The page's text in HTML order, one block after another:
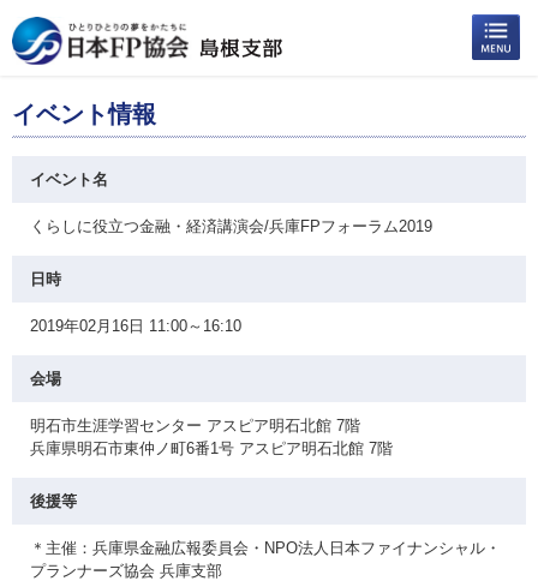
イベント情報
イベント名
くらしに役立つ金融・経済講演会/兵庫FPフォーラム2019
日時
2019年02月16日 11:00～16:10
会場
明石市生涯学習センター アスピア明石北館 7階
兵庫県明石市東仲ノ町6番1号 アスピア明石北館 7階
後援等
＊主催：兵庫県金融広報委員会・NPO法人日本ファイナンシャル・
プランナーズ協会 兵庫支部